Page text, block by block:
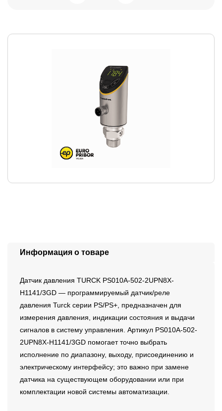
Информация о товаре
Датчик давления TURCK PS010A-502-2UPN8X-
H1141/3GD — программируемый датчик/реле
давления Turck серии PS/PS+, предназначен для
измерения давления, индикации состояния и выдачи
сигналов в систему управления. Артикул PS010A-502-
2UPN8X-H1141/3GD помогает точно выбрать
исполнение по диапазону, выходу, присоединению и
электрическому интерфейсу; это важно при замене
датчика на существующем оборудовании или при
комплектации новой системы автоматизации.